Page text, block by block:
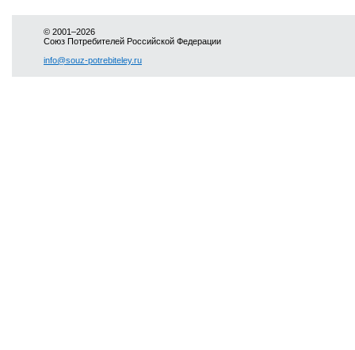
© 2001–2026
Союз Потребителей Российской Федерации
info@souz-potrebiteley.ru